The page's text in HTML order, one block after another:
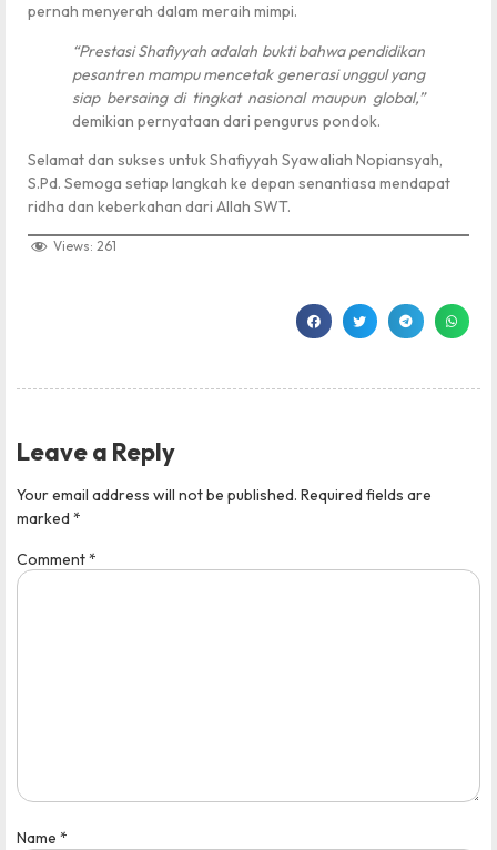
pernah menyerah dalam meraih mimpi.
“Prestasi Shafiyyah adalah bukti bahwa pendidikan
pesantren mampu mencetak generasi unggul yang
siap bersaing di tingkat nasional maupun global,”
demikian pernyataan dari pengurus pondok.
Selamat dan sukses untuk Shafiyyah Syawaliah Nopiansyah,
S.Pd. Semoga setiap langkah ke depan senantiasa mendapat
ridha dan keberkahan dari Allah SWT.
Views: 261
Leave a Reply
Your email address will not be published. Required fields are
marked *
Comment*
Name *